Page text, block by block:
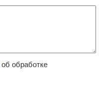
об обработке